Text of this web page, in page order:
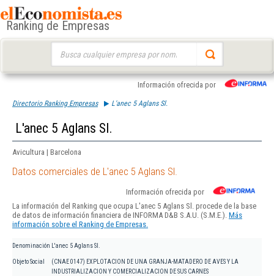
Ranking de Empresas
Información ofrecida por
Directorio Ranking Empresas L'anec 5 Aglans Sl.
L'anec 5 Aglans Sl.
Avicultura | Barcelona
Datos comerciales de L'anec 5 Aglans Sl.
Información ofrecida por
La información del Ranking que ocupa L'anec 5 Aglans Sl. procede de la base
de datos de información financiera de INFORMA D&B S.A.U. (S.M.E.). Más
información sobre el Ranking de Empresas.
Denominación L'anec 5 Aglans Sl.
Objeto Social
(CNAE 0147) EXPLOTACION DE UNA GRANJA-MATADERO DE AVES Y LA
INDUSTRIALIZACION Y COMERCIALIZACION DE SUS CARNES